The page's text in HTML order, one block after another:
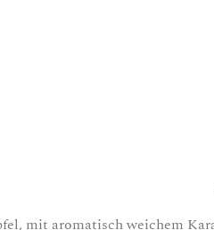
mit aromatisch weichem